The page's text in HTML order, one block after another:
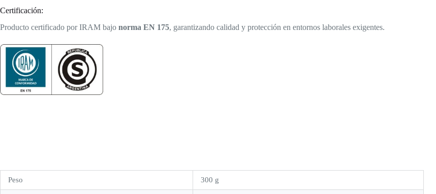
Certificación:
Producto certificado por IRAM bajo norma EN 175, garantizando calidad y protección en entornos laborales exigentes.
Peso 300 g